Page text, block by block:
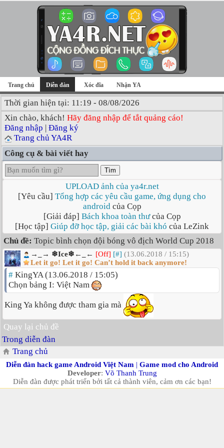
Trang chủ Diễn đàn Xóc đĩa Nhận YA
Thời gian hiện tại: 11:19 - 08/08/2026
Xin chào, khách! Hãy đăng nhập để tắt quảng cáo!
Đăng nhập | Đăng ký
Trang chủ YA4R
Công cụ & bài viết hay
Tìm
UPLOAD ảnh của ya4r.net
[Yêu cầu] Tổng hợp các yêu cầu game, ứng dụng cho
androidcủa Cọp
[Giải đáp] Bách khoa toàn thưcủa Cọp
[Học tập] Giúp đỡ học tập, giải các bài khó của LeZink
Chủ đề: Topic bình chọn đội bóng vô địch World Cup 2018
→_→ ❄Ice❄←_← [Off] [#] (13.06.2018 / 15:15)
Let it go! Let it go! Can’t hold it back anymore!
# KingYA (13.06.2018 / 15:05)
Chọn bảng I: Việt Nam
King Ya không được tham gia mà
Quay lại chủ đề
Trong diễn đàn
Trang chủ
Diễn đàn hack game Android Việt Nam | Game mod cho Android
Developer: Võ Thanh Trung
Diễn đàn được phát triển bởi tất cả thành viên, cảm ơn các bạn!